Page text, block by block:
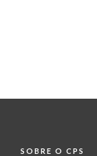
SOBRE O CPS